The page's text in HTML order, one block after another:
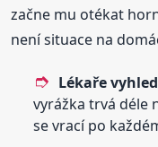
začne mu otékat
není situace na
Lékaře
vyrážka trvá déle
se vrací po